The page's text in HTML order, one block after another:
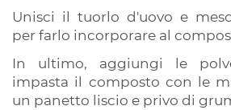
Unisci il tuorlo d'uovo e
per farlo incorporare al
In ultimo, aggiungi le
impasta il composto con le
un panetto liscio e privo di